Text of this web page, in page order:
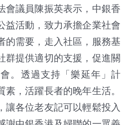
議員陳振英表示，中銀香
益活動，致力承擔企業社會
的需要，走入社區，服務基
群提供適切的支援，促進關
。透過支持「樂延年」計
，活躍長者的晚年生活。
讓各位老友記可以輕鬆投入